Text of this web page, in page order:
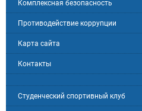
Комплексная безопасность
Противодействие коррупции
Карта сайта
Контакты
Студенческий спортивный клуб